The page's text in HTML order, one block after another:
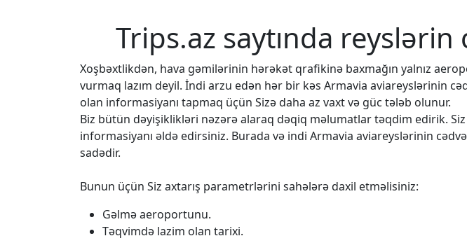
Trips.az saytında
Xoşbəxtlikdən, hava gəmilərinin hərəkət qrafikinə baxmağın yalnız
vurmaq lazım deyil. İndi arzu edən hər bir kəs Armavia aviareyslərinin
olan informasiyanı tapmaq üçün Sizə daha az vaxt və güc tələb olunur.
Biz bütün dəyişiklikləri nəzərə alaraq dəqiq məlumatlar təqdim edirik.
informasiyanı əldə edirsiniz. Burada və indi Armavia aviareyslərinin
sadədir.
Bunun üçün Siz axtarış parametrlərini sahələrə daxil etməlisiniz:
Gəlmə aeroportunu.
Təqvimdə lazim olan tarixi.